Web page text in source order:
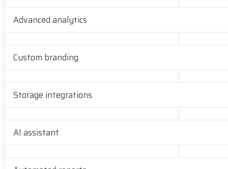
Advanced analytics
Custom branding
Storage integrations
AI assistant